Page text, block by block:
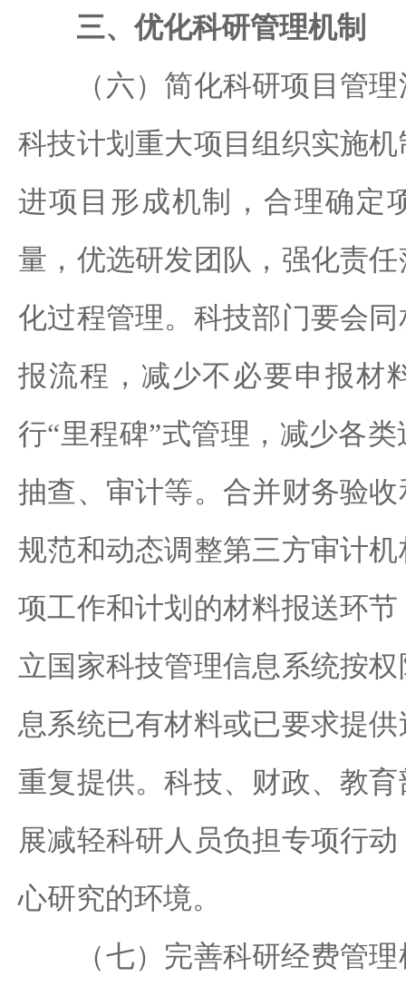
三、优化科研管理机制
（六）简化科研项目管理
科技计划重大项目组织实施
进项目形成机制，合理确定
量，优选研发团队，强化责
化过程管理。科技部门要会
报流程，减少不必要申报材
行“里程碑”式管理，减少各
抽查、审计等。合并财务验
规范和动态调整第三方审计
项工作和计划的材料报送环
立国家科技管理信息系统按
息系统已有材料或已要求提
重复提供。科技、财政、教
展减轻科研人员负担专项行
心研究的环境。
（七）完善科研经费管理